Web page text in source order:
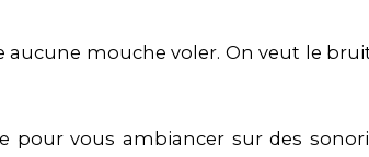
aucune mouche voler. On veut le
pour vous ambiancer sur des